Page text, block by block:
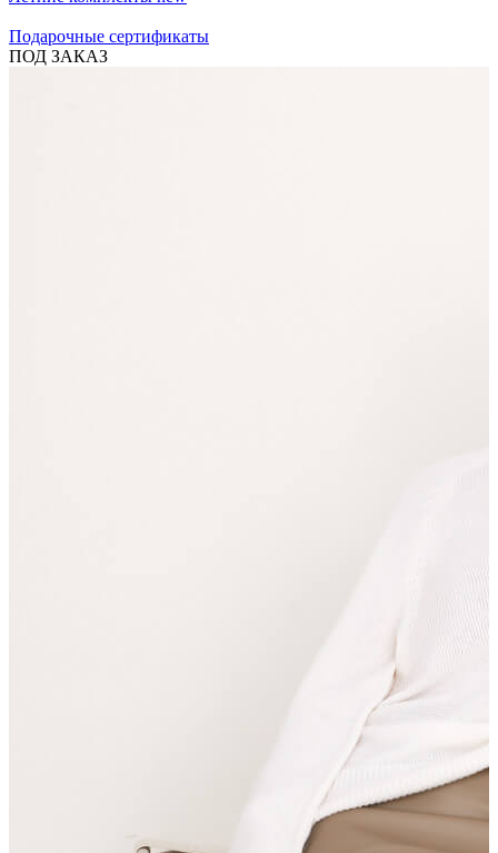
Подарочные сертификаты
ПОД ЗАКАЗ